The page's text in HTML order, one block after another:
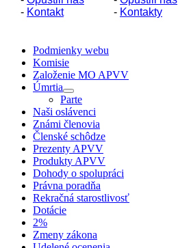
- Kontakt
- Kontakty
Podmienky webu
Komisie
Založenie MO APVV
Úmrtia
Parte
Naši oslávenci
Známi členovia
Členské schôdze
Prezenty APVV
Produkty APVV
Dohody o spolupráci
Právna poradňa
Rekračná starostlivosť
Dotácie
2%
Zmeny zákona